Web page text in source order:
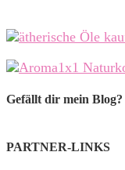
Gefällt dir mein Blog?
PARTNER-LINKS